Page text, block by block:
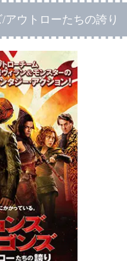
ウトローたちの誇り